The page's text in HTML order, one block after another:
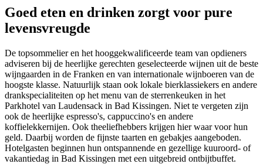
Goed eten en drinken zorgt voor pure
levensvreugde
De topsommelier en het hooggekwalificeerde team van opdieners
adviseren bij de heerlijke gerechten geselecteerde wijnen uit de beste
wijngaarden in de Franken en van internationale wijnboeren van de
hoogste klasse. Natuurlijk staan ook lokale bierklassiekers en andere
drankspecialiteiten op het menu van de sterrenkeuken in het
Parkhotel van Laudensack in Bad Kissingen. Niet te vergeten zijn
ook de heerlijke espresso's, cappuccino's en andere
koffielekkernijen. Ook theeliefhebbers krijgen hier waar voor hun
geld. Daarbij worden de fijnste taarten en gebakjes aangeboden.
Hotelgasten beginnen hun ontspannende en gezellige kuuroord- of
vakantiedag in Bad Kissingen met een uitgebreid ontbijtbuffet.